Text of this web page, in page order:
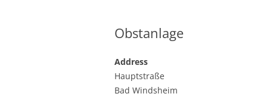
Obstanlage
Address
Hauptstraße
Bad Windsheim